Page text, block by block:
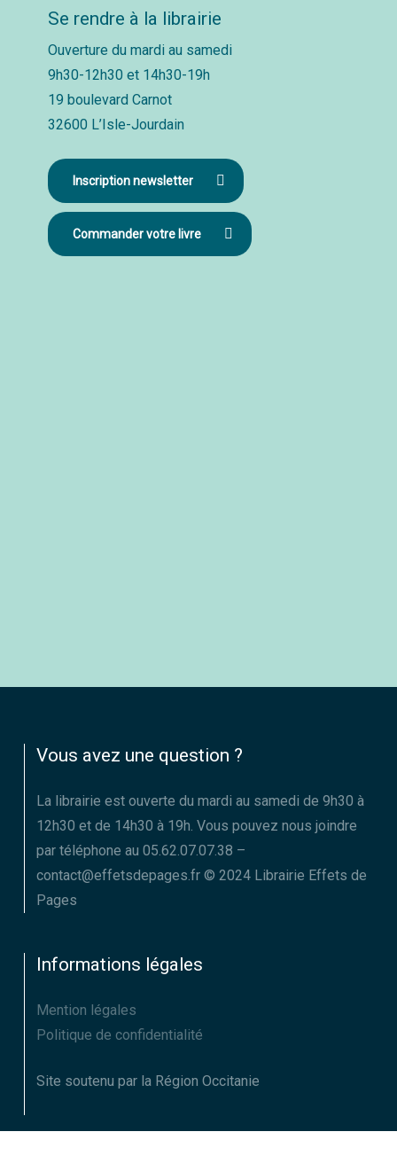
Se rendre à la librairie
Ouverture du mardi au samedi
9h30-12h30 et 14h30-19h
19 boulevard Carnot
32600 L’Isle-Jourdain
Inscription newsletter
Commander votre livre
Vous avez une question ?
La librairie est ouverte du mardi au samedi de 9h30 à
12h30 et de 14h30 à 19h. Vous pouvez nous joindre
par téléphone au 05.62.07.07.38 –
contact@effetsdepages.fr © 2024 Librairie Effets de
Pages
Informations légales
Mention légales
Politique de confidentialité
Site soutenu par la Région Occitanie